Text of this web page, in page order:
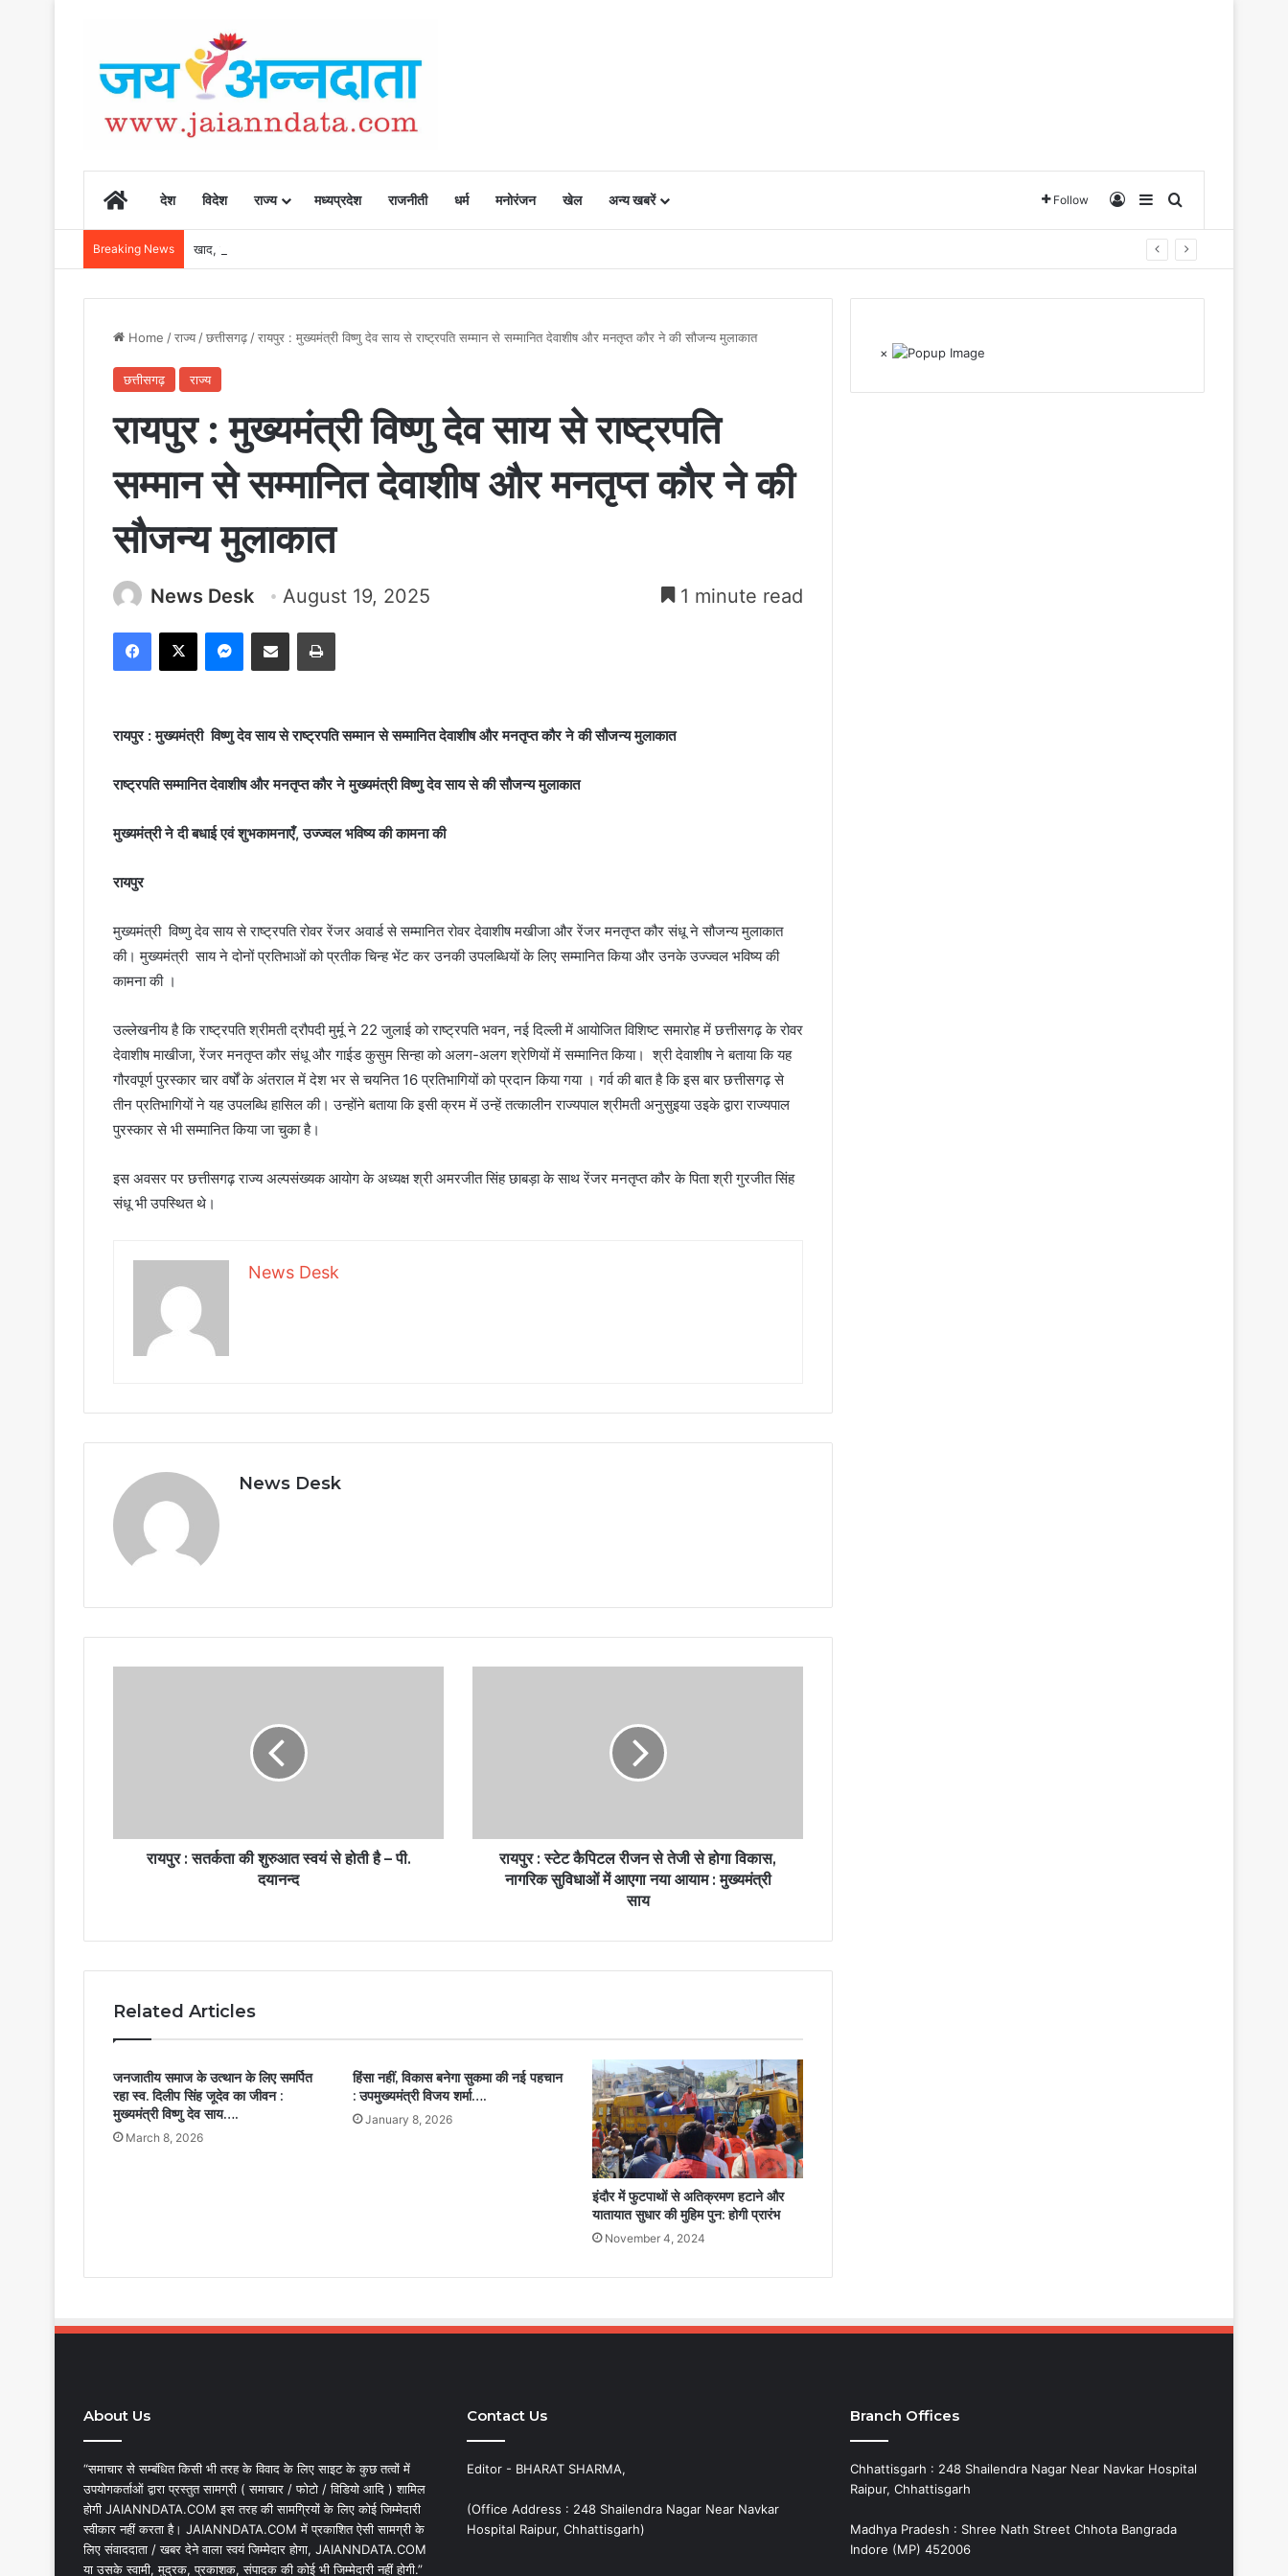
Homeदेश विदेश राज्य मध्यप्रदेश राजनीती धर्म मनोरंजन खेल अन्य खबरें Follow Log InSidebarSearch for
Breaking News खाद, बीज और उर्वरकों की समय पर उपलब्धता से किसानों में उत्साह, नैनो डीएपी और नैनो यूरिया बने किसानों के भरोसेमंद कृषि साथी…..
Home /राज्य/छत्तीसगढ़/रायपुर : मुख्यमंत्री विष्णु देव साय से राष्ट्रपति सम्मान से सम्मानित देवाशीष और मनतृप्त कौर ने की सौजन्य मुलाकात
छत्तीसगढ़ राज्य
रायपुर : मुख्यमंत्री विष्णु देव साय से राष्ट्रपति
सम्मान से सम्मानित देवाशीष और मनतृप्त कौर ने की
सौजन्य मुलाकात
News Desk August 19, 2025 1 minute read
Facebook
X Messenger
Share via Email Print
रायपुर : मुख्यमंत्री विष्णु देव साय से राष्ट्रपति सम्मान से सम्मानित देवाशीष और मनतृप्त कौर ने की सौजन्य मुलाकात
राष्ट्रपति सम्मानित देवाशीष और मनतृप्त कौर ने मुख्यमंत्री विष्णु देव साय से की सौजन्य मुलाकात
मुख्यमंत्री ने दी बधाई एवं शुभकामनाएँ, उज्ज्वल भविष्य की कामना की
रायपुर
मुख्यमंत्री विष्णु देव साय से राष्ट्रपति रोवर रेंजर अवार्ड से सम्मानित रोवर देवाशीष मखीजा और रेंजर मनतृप्त कौर संधू ने सौजन्य मुलाकात
की। मुख्यमंत्री साय ने दोनों प्रतिभाओं को प्रतीक चिन्ह भेंट कर उनकी उपलब्धियों के लिए सम्मानित किया और उनके उज्ज्वल भविष्य की
कामना की ।
उल्लेखनीय है कि राष्ट्रपति श्रीमती द्रौपदी मुर्मू ने 22 जुलाई को राष्ट्रपति भवन, नई दिल्ली में आयोजित विशिष्ट समारोह में छत्तीसगढ़ के रोवर
देवाशीष माखीजा, रेंजर मनतृप्त कौर संधू और गाईड कुसुम सिन्हा को अलग-अलग श्रेणियों में सम्मानित किया। श्री देवाशीष ने बताया कि यह
गौरवपूर्ण पुरस्कार चार वर्षों के अंतराल में देश भर से चयनित 16 प्रतिभागियों को प्रदान किया गया । गर्व की बात है कि इस बार छत्तीसगढ़ से
तीन प्रतिभागियों ने यह उपलब्धि हासिल की। उन्होंने बताया कि इसी क्रम में उन्हें तत्कालीन राज्यपाल श्रीमती अनुसुइया उइके द्वारा राज्यपाल
पुरस्कार से भी सम्मानित किया जा चुका है।
इस अवसर पर छत्तीसगढ़ राज्य अल्पसंख्यक आयोग के अध्यक्ष श्री अमरजीत सिंह छाबड़ा के साथ रेंजर मनतृप्त कौर के पिता श्री गुरजीत सिंह
संधू भी उपस्थित थे।
News Desk
News Desk
रायपुर : सतर्कता की शुरुआत स्वयं से होती है – पी.
दयानन्द
रायपुर : स्टेट कैपिटल रीजन से तेजी से होगा विकास,
नागरिक सुविधाओं में आएगा नया आयाम : मुख्यमंत्री
साय
Related Articles
जनजातीय समाज के उत्थान के लिए समर्पित
रहा स्व. दिलीप सिंह जूदेव का जीवन :
मुख्यमंत्री विष्णु देव साय….
March 8, 2026
हिंसा नहीं, विकास बनेगा सुकमा की नई पहचान
: उपमुख्यमंत्री विजय शर्मा….
January 8, 2026
इंदौर में फुटपाथों से अतिक्रमण हटाने और
यातायात सुधार की मुहिम पुन: होगी प्रारंभ
November 4, 2024
×
About Us
“समाचार से सम्बंधित किसी भी तरह के विवाद के लिए साइट के कुछ तत्वों में
उपयोगकर्ताओं द्वारा प्रस्तुत सामग्री ( समाचार / फोटो / विडियो आदि ) शामिल
होगी JAIANNDATA.COM इस तरह की सामग्रियों के लिए कोई जिम्मेदारी
स्वीकार नहीं करता है। JAIANNDATA.COM में प्रकाशित ऐसी सामग्री के
लिए संवाददाता / खबर देने वाला स्वयं जिम्मेदार होगा, JAIANNDATA.COM
या उसके स्वामी, मुद्रक, प्रकाशक, संपादक की कोई भी जिम्मेदारी नहीं होगी.”
Contact Us
Editor - BHARAT SHARMA,
(Office Address : 248 Shailendra Nagar Near Navkar
Hospital Raipur, Chhattisgarh)
Branch Offices
Chhattisgarh : 248 Shailendra Nagar Near Navkar Hospital
Raipur, Chhattisgarh
Madhya Pradesh : Shree Nath Street Chhota Bangrada
Indore (MP) 452006